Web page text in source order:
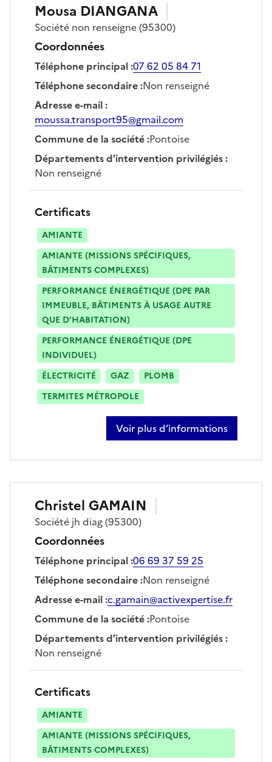
Mousa DIANGANA
Société non renseigne(95300)
Coordonnées
Téléphone principal:07 62 05 84 71
Téléphone secondaire:Non renseigné
Adresse e-mail:
moussa.transport95@gmail.com
Commune de la société:Pontoise
Départements d’intervention privilégiés:
Non renseigné
Certificats
AMIANTE
AMIANTE (MISSIONS SPÉCIFIQUES,
BÂTIMENTS COMPLEXES)
PERFORMANCE ÉNERGÉTIQUE (DPE PAR
IMMEUBLE, BÂTIMENTS À USAGE AUTRE
QUE D’HABITATION)
PERFORMANCE ÉNERGÉTIQUE (DPE
INDIVIDUEL)
ÉLECTRICITÉ
GAZ
PLOMB
TERMITES MÉTROPOLE
Voir plus d’informations
sur mousa diangana
Christel GAMAIN
Société jh diag(95300)
Coordonnées
Téléphone principal:06 69 37 59 25
Téléphone secondaire:Non renseigné
Adresse e-mail:c.gamain@activexpertise.fr
Commune de la société:Pontoise
Départements d’intervention privilégiés:
Non renseigné
Certificats
AMIANTE
AMIANTE (MISSIONS SPÉCIFIQUES,
BÂTIMENTS COMPLEXES)